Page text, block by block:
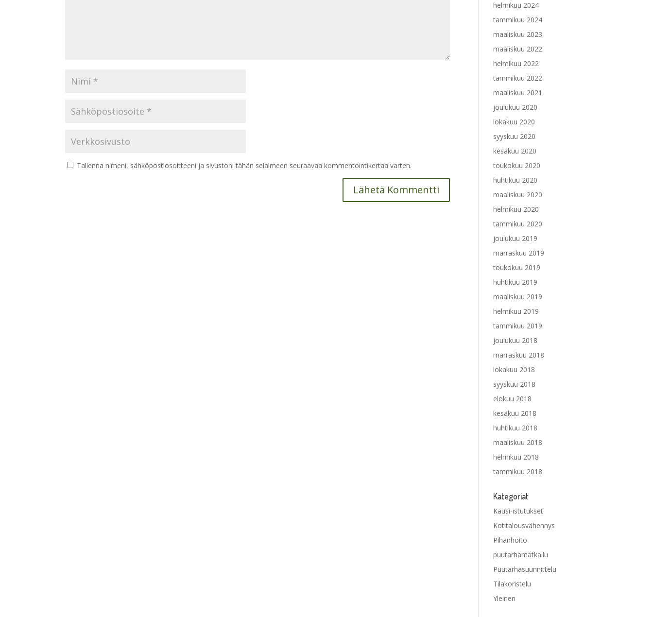
Tallenna nimeni, sähköpostiosoitteeni ja sivustoni tähän selaimeen seuraavaa kommentointikertaa varten.
helmikuu 2024
tammikuu 2024
maaliskuu 2023
maaliskuu 2022
helmikuu 2022
tammikuu 2022
maaliskuu 2021
joulukuu 2020
lokakuu 2020
syyskuu 2020
kesäkuu 2020
toukokuu 2020
huhtikuu 2020
maaliskuu 2020
helmikuu 2020
tammikuu 2020
joulukuu 2019
marraskuu 2019
toukokuu 2019
huhtikuu 2019
maaliskuu 2019
helmikuu 2019
tammikuu 2019
joulukuu 2018
marraskuu 2018
lokakuu 2018
syyskuu 2018
elokuu 2018
kesäkuu 2018
huhtikuu 2018
maaliskuu 2018
helmikuu 2018
tammikuu 2018
Kategoriat
Kausi-istutukset
Kotitalousvähennys
Pihanhoito
puutarhamatkailu
Puutarhasuunnittelu
Tilakoristelu
Yleinen